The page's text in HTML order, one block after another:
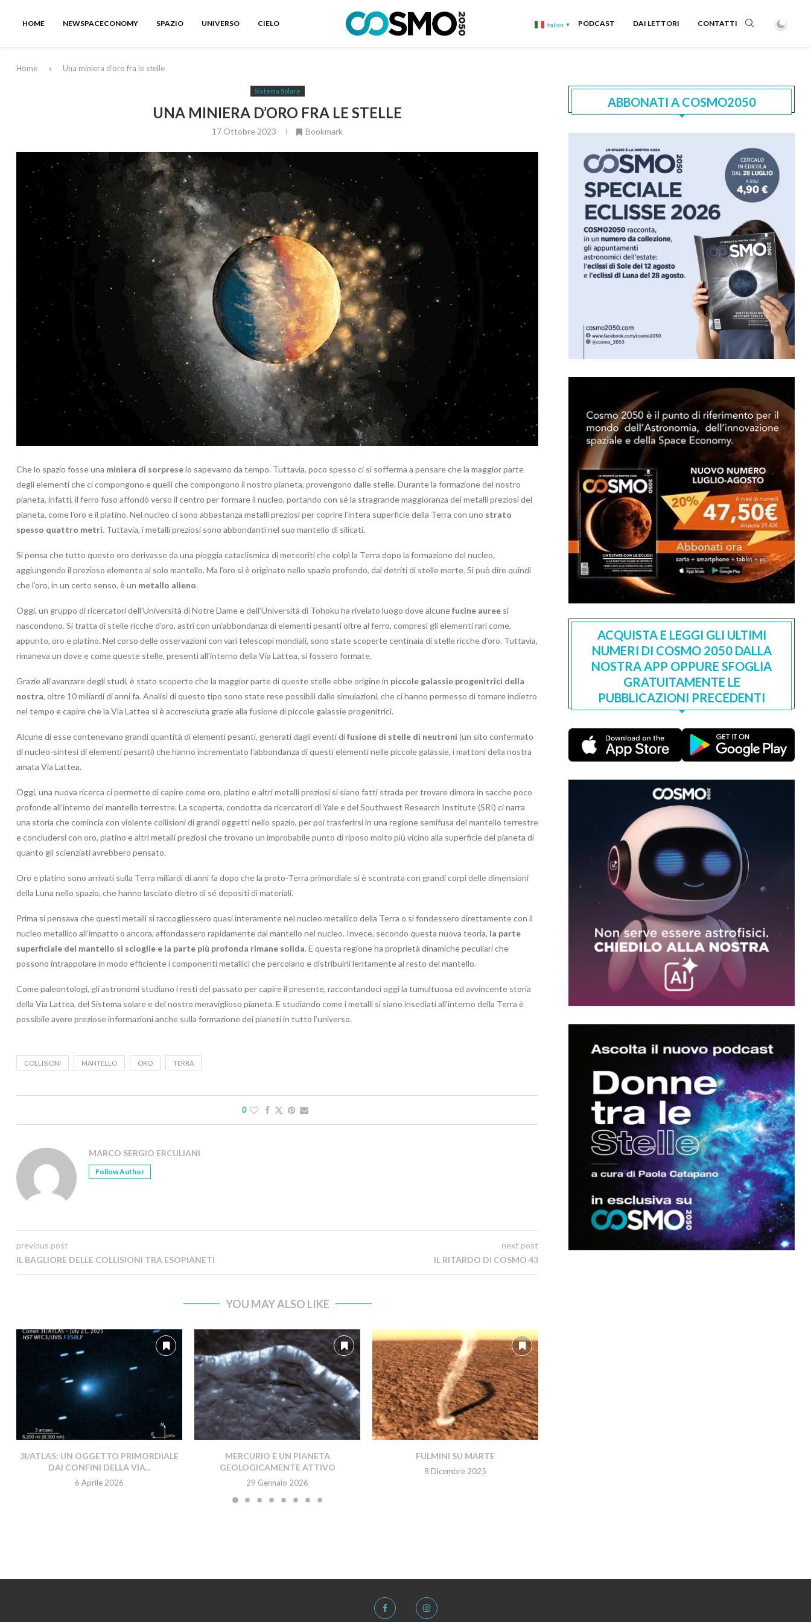
HOME NEWSPACECONOMY SPAZIO UNIVERSO CIELO Italian ▼ PODCAST DAI LETTORI CONTATTI
Home » Una miniera d’oro fra le stelle
Sistema Solare
UNA MINIERA D’ORO FRA LE STELLE
17 Ottobre 2023 Bookmark
Che lo spazio fosse una miniera di sorpreselo sapevamo da tempo. Tuttavia, poco spesso ci si sofferma a pensare che la maggior parte
degli elementi che ci compongono e quelli che compongono il nostro pianeta, provengono dalle stelle. Durante la formazione del nostro
pianeta, infatti, il ferro fuso affondò verso il centro per formare il nucleo, portando con sé la stragrande maggioranza dei metalli preziosi del
pianeta, come l’oro e il platino. Nel nucleo ci sono abbastanza metalli preziosi per coprire l’intera superficie della Terra con uno strato
spesso quattro metri. Tuttavia, i metalli preziosi sono abbondanti nel suo mantello di silicati.
Si pensa che tutto questo oro derivasse da una pioggia cataclismica di meteoriti che colpì la Terra dopo la formazione del nucleo,
aggiungendo il prezioso elemento al solo mantello. Ma l’oro si è originato nello spazio profondo, dai detriti di stelle morte. Si può dire quindi
che l’oro, in un certo senso, è un metallo alieno.
Oggi, un gruppo di ricercatori dell’Università di Notre Dame e dell’Università di Tohoku ha rivelato luogo dove alcunefucine auree si
nascondono. Si tratta di stelle ricche d’oro, astri con un’abbondanza di elementi pesanti oltre al ferro, compresi gli elementi rari come,
appunto, oro e platino. Nel corso delle osservazioni con vari telescopi mondiali, sono state scoperte centinaia di stelle ricche d’oro. Tuttavia,
rimaneva un dove e come queste stelle, presenti all’interno della Via Lattea, si fossero formate.
Grazie all’avanzare degli studi, è stato scoperto che la maggior parte di queste stelle ebbe origine in piccole galassie progenitrici della
nostra, oltre 10 miliardi di anni fa. Analisi di questo tipo sono state rese possibili dalle simulazioni, che ci hanno permesso di tornare indietro
nel tempo e capire che la Via Lattea si è accresciuta grazie alla fusione di piccole galassie progenitrici.
Alcune di esse contenevano grandi quantità di elementi pesanti, generati dagli eventi difusione di stelle di neutroni (un sito confermato
di nucleo-sintesi di elementi pesanti) che hanno incrementato l’abbondanza di questi elementi nelle piccole galassie, i mattoni della nostra
amata Via Lattea.
Oggi, una nuova ricerca ci permette di capire come oro, platino e altri metalli preziosi si siano fatti strada per trovare dimora in sacche poco
profonde all’interno del mantello terrestre. La scoperta, condotta da ricercatori di Yale e del Southwest Research Institute (SRI) ci narra
una storia che comincia con violente collisioni di grandi oggetti nello spazio, per poi trasferirsi in una regione semifusa del mantello terrestre
e concludersi con oro, platino e altri metalli preziosi che trovano un improbabile punto di riposo molto più vicino alla superficie del pianeta di
quanto gli scienziati avrebbero pensato.
Oro e platino sono arrivati sulla Terra miliardi di anni fa dopo che la proto-Terra primordiale si è scontrata con grandi corpi delle dimensioni
della Luna nello spazio, che hanno lasciato dietro di sé depositi di materiali.
Prima si pensava che questi metalli si raccogliessero quasi interamente nel nucleo metallico della Terra o si fondessero direttamente con il
nucleo metallico all’impatto o ancora, affondassero rapidamente dal mantello nel nucleo. Invece, secondo questa nuova teoria, la parte
superficiale del mantello si scioglie e la parte più profonda rimane solida. E questa regione ha proprietà dinamiche peculiari che
possono intrappolare in modo efficiente i componenti metallici che percolano e distribuirli lentamente al resto del mantello.
Come paleontologi, gli astronomi studiano i resti del passato per capire il presente, raccontandoci oggi la tumultuosa ed avvincente storia
della Via Lattea, del Sistema solare e del nostro meraviglioso pianeta. E studiando come i metalli si siano insediati all’interno della Terra è
possibile avere preziose informazioni anche sulla formazione dei pianeti in tutto l’universo.
COLLISIONI MANTELLO ORO TERRA
0
MARCO SERGIO ERCULIANI
Follow Author
previous post
IL BAGLIORE DELLE COLLISIONI TRA ESOPIANETI
next post
IL RITARDO DI COSMO 43
YOU MAY ALSO LIKE
3I/ATLAS: UN OGGETTO PRIMORDIALE
DAI CONFINI DELLA VIA...
6 Aprile 2026
MERCURIO È UN PIANETA
GEOLOGICAMENTE ATTIVO
29 Gennaio 2026
FULMINI SU MARTE
8 Dicembre 2025
ABBONATI A COSMO2050
ACQUISTA E LEGGI GLI ULTIMI
NUMERI DI COSMO 2050 DALLA
NOSTRA APP OPPURE SFOGLIA
GRATUITAMENTE LE
PUBBLICAZIONI PRECEDENTI